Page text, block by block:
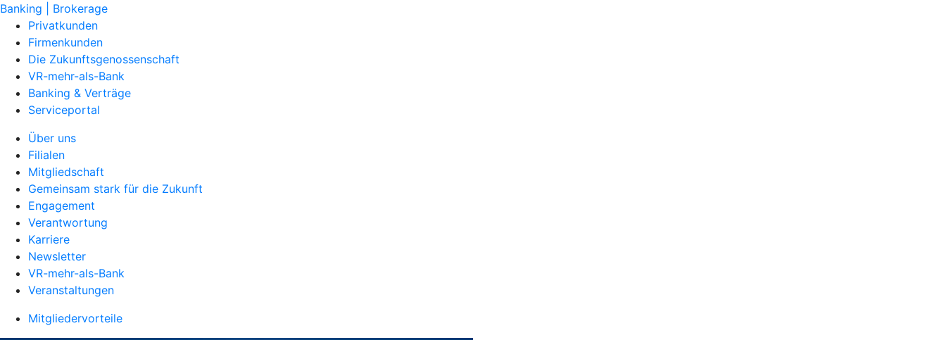
Banking | Brokerage
Privatkunden
Firmenkunden
Die Zukunftsgenossenschaft
VR-mehr-als-Bank
Banking & Verträge
Serviceportal
Über uns
Filialen
Mitgliedschaft
Gemeinsam stark für die Zukunft
Engagement
Verantwortung
Karriere
Newsletter
VR-mehr-als-Bank
Veranstaltungen
Mitgliedervorteile